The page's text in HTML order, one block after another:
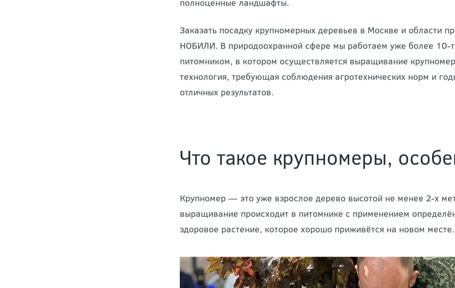
полноценные ландшафты.
Заказать посадку крупномерных деревьев в Москве и области
НОБИЛИ. В природоохранной сфере мы работаем уже более 10-
питомником, в котором осуществляется выращивание
технология, требующая соблюдения агротехнических норм и
отличных результатов.
Что такое крупномеры,
Крупномер — это уже взрослое дерево высотой не менее 2-х
выращивание происходит в питомнике с применением
здоровое растение, которое хорошо приживётся на новом месте.